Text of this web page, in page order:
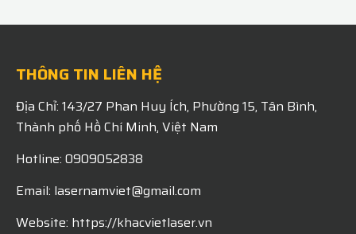
THÔNG TIN LIÊN HỆ
Địa Chỉ: 143/27 Phan Huy Ích, Phường 15, Tân Bình,
Thành phố Hồ Chí Minh, Việt Nam
Hotline: 0909052838
Email: lasernamviet@gmail.com
Website: https://khacvietlaser.vn